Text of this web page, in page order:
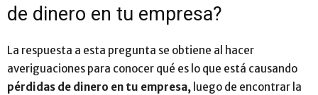
de dinero en tu empresa?
La respuesta a esta pregunta se obtiene al hacer
averiguaciones para conocer qué es lo que está causando
pérdidas de dinero en tu empresa, luego de encontrar la